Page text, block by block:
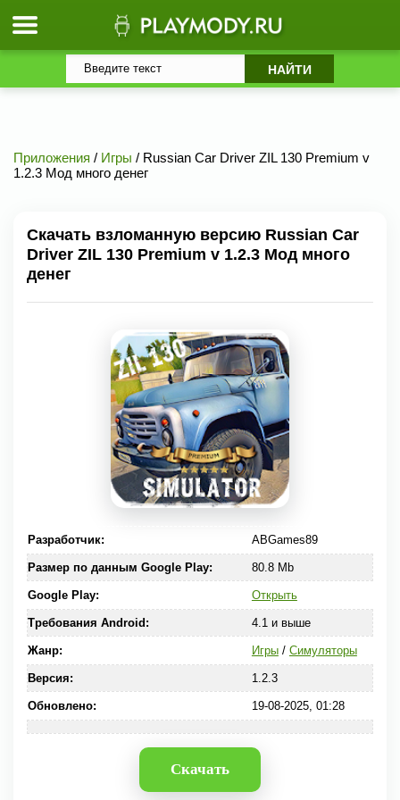
Приложения / Игры / Russian Car Driver ZIL 130 Premium v
1.2.3 Мод много денег
Скачать взломанную версию Russian Car
Driver ZIL 130 Premium v 1.2.3 Мод много
денег
Разработчик: ABGames89
Размер по данным Google Play: 80.8 Mb
Google Play: Открыть
Требования Android: 4.1 и выше
Жанр: Игры/ Симуляторы
Версия: 1.2.3
Обновлено: 19-08-2025, 01:28
Скачать